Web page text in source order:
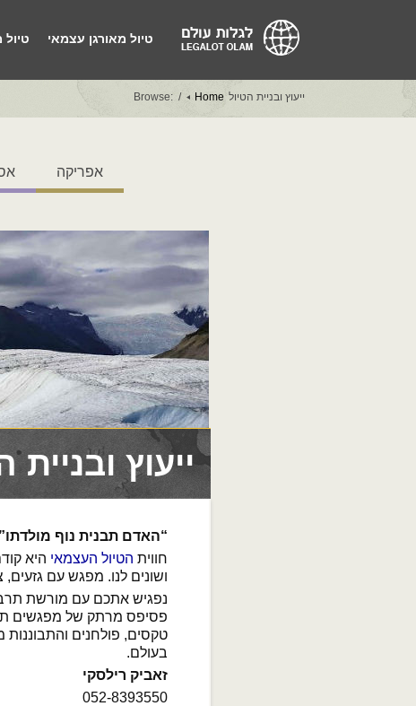
טיול מאורגן עצמאי טיול
Browse: Home ייעוץ ובניית הטיול
אפריקה
ייעוץ ובניית
“האדם תבנית נוף מולדתו”
חווית הטיול העצמאי היא
ושונים לנו. מפגש עם
נפגיש אתכם עם מורשת
פסיפס מרתק של מפגשים
טקסים, פולחנים והתבוננות
בעולם.
זאביק רילסקי
052-8393550